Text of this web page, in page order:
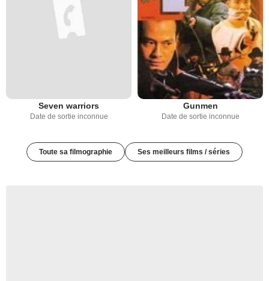
Seven warriors
Date de sortie inconnue
Gunmen
Date de sortie inconnue
Toute sa filmographie Ses meilleurs films / séries